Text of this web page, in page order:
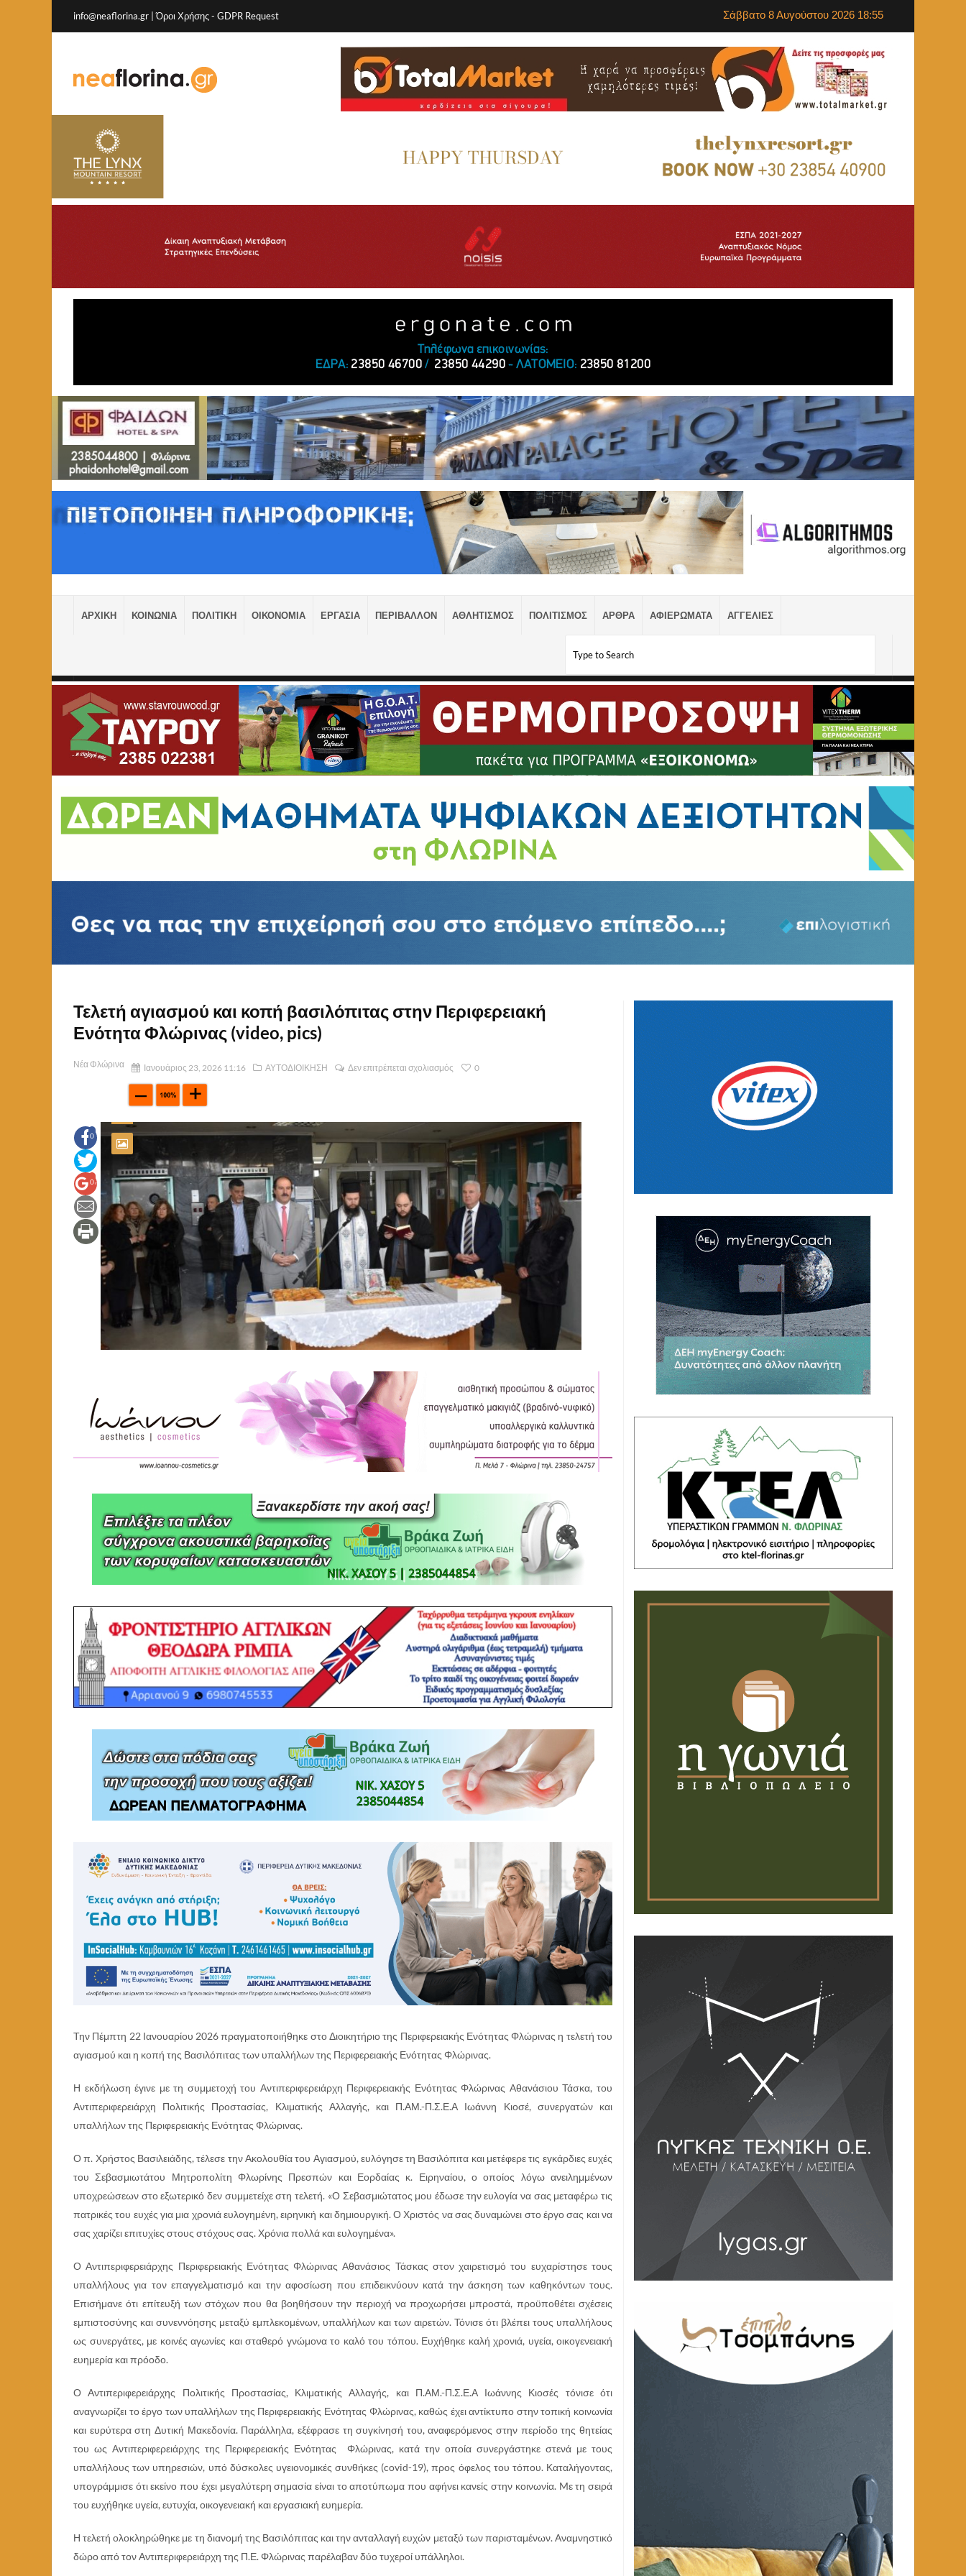
info@neaflorina.gr |Όροι Χρήσης- GDPR Request Σάββατο 8 Αυγούστου 2026 18:55
ΑΡΧΙΚΗ ΚΟΙΝΩΝΙΑ ΠΟΛΙΤΙΚΗ ΟΙΚΟΝΟΜΙΑ ΕΡΓΑΣΙΑ ΠΕΡΙΒΑΛΛΟΝ ΑΘΛΗΤΙΣΜΟΣ ΠΟΛΙΤΙΣΜΟΣ ΑΡΘΡΑ ΑΦΙΕΡΩΜΑΤΑ ΑΓΓΕΛΙΕΣ
Τελετή αγιασμού και κοπή βασιλόπιτας στην Περιφερειακή
Ενότητα Φλώρινας (video, pics)
Νέα Φλώρινα Ιανουάριος 23, 2026 11:16 ΑΥΤΟΔΙΟΙΚΗΣΗ Δεν επιτρέπεται σχολιασμός 0
0
0
Την Πέμπτη 22 Ιανουαρίου 2026 πραγματοποιήθηκε στο Διοικητήριο της Περιφερειακής Ενότητας Φλώρινας η τελετή του
αγιασμού και η κοπή της Βασιλόπιτας των υπαλλήλων της Περιφερειακής Ενότητας Φλώρινας.
Η εκδήλωση έγινε με τη συμμετοχή του Αντιπεριφερειάρχη Περιφερειακής Ενότητας Φλώρινας Αθανάσιου Τάσκα, του
Αντιπεριφερειάρχη Πολιτικής Προστασίας, Κλιματικής Αλλαγής, και Π.ΑΜ.-Π.Σ.Ε.Α Ιωάννη Κιοσέ, συνεργατών και
υπαλλήλων της Περιφερειακής Ενότητας Φλώρινας.
Ο π. Χρήστος Βασιλειάδης, τέλεσε την Ακολουθία του Αγιασμού, ευλόγησε τη Βασιλόπιτα και μετέφερε τις εγκάρδιες ευχές
του Σεβασμιωτάτου Μητροπολίτη Φλωρίνης Πρεσπών και Εορδαίας κ. Ειρηναίου, ο οποίος λόγω ανειλημμένων
υποχρεώσεων στο εξωτερικό δεν συμμετείχε στη τελετή. «Ο Σεβασμιώτατος μου έδωσε την ευλογία να σας μεταφέρω τις
πατρικές του ευχές για μια χρονιά ευλογημένη, ειρηνική και δημιουργική. Ο Χριστός να σας δυναμώνει στο έργο σας και να
σας χαρίζει επιτυχίες στους στόχους σας. Χρόνια πολλά και ευλογημένα».
Ο Αντιπεριφερειάρχης Περιφερειακής Ενότητας Φλώρινας Αθανάσιος Τάσκας στον χαιρετισμό του ευχαρίστησε τους
υπαλλήλους για τον επαγγελματισμό και την αφοσίωση που επιδεικνύουν κατά την άσκηση των καθηκόντων τους.
Επισήμανε ότι επίτευξή των στόχων που θα βοηθήσουν την περιοχή να προχωρήσει μπροστά, προϋποθέτει σχέσεις
εμπιστοσύνης και συνεννόησης μεταξύ εμπλεκομένων, υπαλλήλων και των αιρετών. Τόνισε ότι βλέπει τους υπαλλήλους
ως συνεργάτες, με κοινές αγωνίες και σταθερό γνώμονα το καλό του τόπου. Ευχήθηκε καλή χρονιά, υγεία, οικογενειακή
ευημερία και πρόοδο.
Ο Αντιπεριφερειάρχης Πολιτικής Προστασίας, Κλιματικής Αλλαγής, και Π.ΑΜ.-Π.Σ.Ε.Α Ιωάννης Κιοσές τόνισε ότι
αναγνωρίζει το έργο των υπαλλήλων της Περιφερειακής Ενότητας Φλώρινας, καθώς έχει αντίκτυπο στην τοπική κοινωνία
και ευρύτερα στη Δυτική Μακεδονία. Παράλληλα, εξέφρασε τη συγκίνησή του, αναφερόμενος στην περίοδο της θητείας
του ως Αντιπεριφερειάρχης της Περιφερειακής Ενότητας Φλώρινας, κατά την οποία συνεργάστηκε στενά με τους
υπαλλήλους των υπηρεσιών, υπό δύσκολες υγειονομικές συνθήκες (covid-19), προς όφελος του τόπου. Καταλήγοντας,
υπογράμμισε ότι εκείνο που έχει μεγαλύτερη σημασία είναι το αποτύπωμα που αφήνει κανείς στην κοινωνία. Mε τη σειρά
του ευχήθηκε υγεία, ευτυχία, οικογενειακή και εργασιακή ευημερία.
Η τελετή ολοκληρώθηκε με τη διανομή της Βασιλόπιτας και την ανταλλαγή ευχών μεταξύ των παρισταμένων. Αναμνηστικό
δώρο από τον Αντιπεριφερειάρχη της Π.Ε. Φλώρινας παρέλαβαν δύο τυχεροί υπάλληλοι.